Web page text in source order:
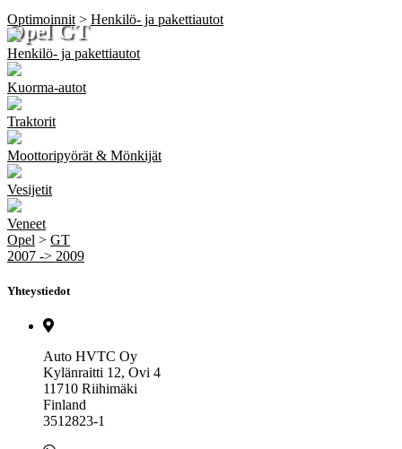
Opel GT
Optimoinnit > Henkilö- ja pakettiautot
Henkilö- ja pakettiautot
Kuorma-autot
Traktorit
Moottoripyörät & Mönkijät
Vesijetit
Veneet
Opel > GT
2007 -> 2009
Yhteystiedot
Auto HVTC Oy
Kylänraitti 12, Ovi 4
11710 Riihimäki
Finland
3512823-1